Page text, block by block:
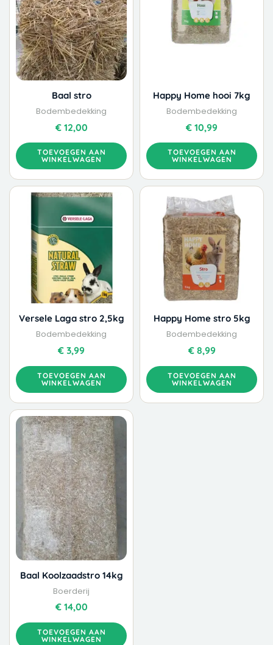
Baal stro
Bodembedekking
€12,00
TOEVOEGEN AAN
WINKELWAGEN
Happy Home hooi 7kg
Bodembedekking
€ 10,99
TOEVOEGEN AAN
WINKELWAGEN
Versele Laga stro 2,5kg
Bodembedekking
€ 3,99
TOEVOEGEN AAN
WINKELWAGEN
Happy Home stro 5kg
Bodembedekking
€8,99
TOEVOEGEN AAN
WINKELWAGEN
Baal Koolzaadstro 14kg
Boerderij
€14,00
TOEVOEGEN AAN
WINKELWAGEN